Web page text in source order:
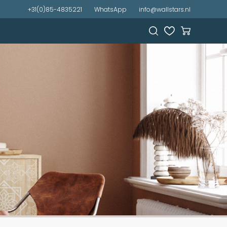
+31(0)85-4835221 WhatsApp info@wallstars.nl